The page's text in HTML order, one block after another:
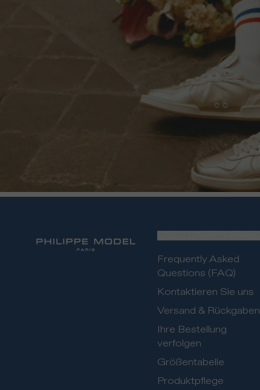
Frequently Asked
Questions (FAQ)
Kontaktieren Sie uns
Versand & Rückgaben
Ihre Bestellung
verfolgen
Größentabelle
Produktpflege